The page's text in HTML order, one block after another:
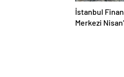
İstanbul
Merkezi